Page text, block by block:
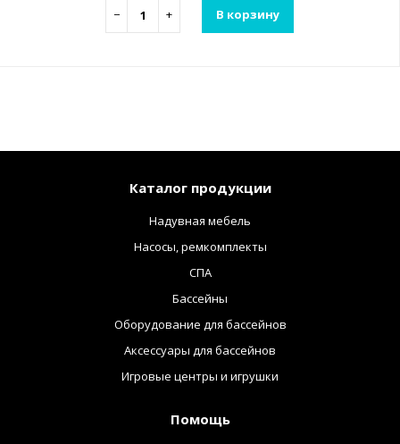
− + В корзину
Каталог продукции
Надувная мебель
Насосы, ремкомплекты
СПА
Бассейны
Оборудование для бассейнов
Аксессуары для бассейнов
Игровые центры и игрушки
Помощь